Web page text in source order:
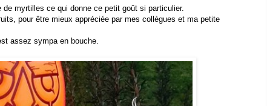
myrtilles ce qui donne ce petit goût si particulier.
pour être mieux appréciée par mes collègues et ma petite
assez sympa en bouche.